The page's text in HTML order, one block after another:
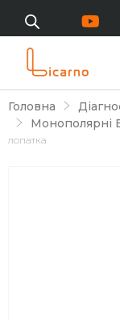
Головна
Монополярні
лопатка